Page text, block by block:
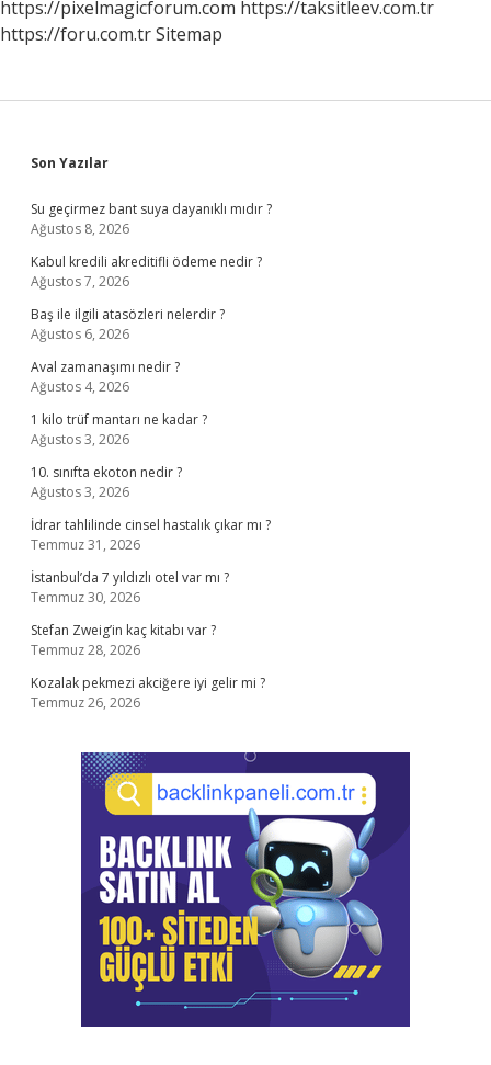
https://pixelmagicforum.com https://taksitleev.com.tr
https://foru.com.trSitemap
Sidebar
Son Yazılar
Su geçirmez bant suya dayanıklı mıdır ?
Ağustos 8, 2026
Kabul kredili akreditifli ödeme nedir ?
Ağustos 7, 2026
Baş ile ilgili atasözleri nelerdir ?
Ağustos 6, 2026
Aval zamanaşımı nedir ?
Ağustos 4, 2026
1 kilo trüf mantarı ne kadar ?
Ağustos 3, 2026
10. sınıfta ekoton nedir ?
Ağustos 3, 2026
İdrar tahlilinde cinsel hastalık çıkar mı ?
Temmuz 31, 2026
İstanbul’da 7 yıldızlı otel var mı ?
Temmuz 30, 2026
Stefan Zweig’in kaç kitabı var ?
Temmuz 28, 2026
Kozalak pekmezi akciğere iyi gelir mi ?
Temmuz 26, 2026